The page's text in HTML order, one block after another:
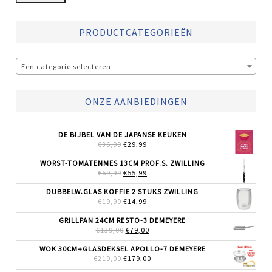
PRODUCTCATEGORIEËN
Een categorie selecteren
ONZE AANBIEDINGEN
DE BIJBEL VAN DE JAPANSE KEUKEN
€36,99 OORSPRONKELIJKE
WAS:
€36,99.
€29,99
IS:
WORST-TOMATENMES 13CM PROF.S. ZWILLING
€69,99 OORSPRONKELIJKE
WAS:
€69,99.
€55,99
IS:
DUBBELW.GLAS KOFFIE 2 STUKS ZWILLING
€19,99 OORSPRONKELIJKE
WAS:
€19,99.
€14,99
IS:
€14,99.
GRILLPAN 24CM RESTO-3 DEMEYERE
€139,00 OORSPRONKELIJKE
WAS:
€139,00.
€79,00HUIDIGE
IS:
€79,00.
WOK 30CM+GLASDEKSEL APOLLO-7 DEMEYERE
€219,00 OORSPRONKELIJKE
€179,00